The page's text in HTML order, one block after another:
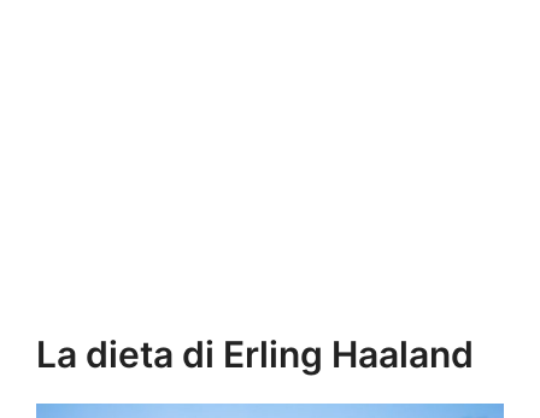
La dieta di Erling Haaland